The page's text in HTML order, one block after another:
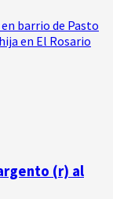
barrio de Pasto
en El Rosario
(r) al